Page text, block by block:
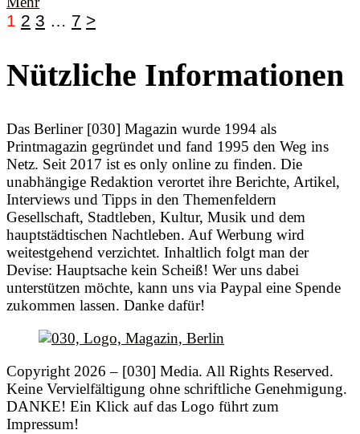
1 2 3 … 7 >
Nützliche Informationen
Das Berliner [030] Magazin wurde 1994 als
Printmagazin gegründet und fand 1995 den Weg ins
Netz. Seit 2017 ist es only online zu finden. Die
unabhängige Redaktion verortet ihre Berichte, Artikel,
Interviews und Tipps in den Themenfeldern
Gesellschaft, Stadtleben, Kultur, Musik und dem
hauptstädtischen Nachtleben. Auf Werbung wird
weitestgehend verzichtet. Inhaltlich folgt man der
Devise: Hauptsache kein Scheiß! Wer uns dabei
unterstützen möchte, kann uns via Paypal eine Spende
zukommen lassen. Danke dafür!
Copyright 2026 – [030] Media. All Rights Reserved.
Keine Vervielfältigung ohne schriftliche Genehmigung.
DANKE! Ein Klick auf das Logo führt zum
Impressum!